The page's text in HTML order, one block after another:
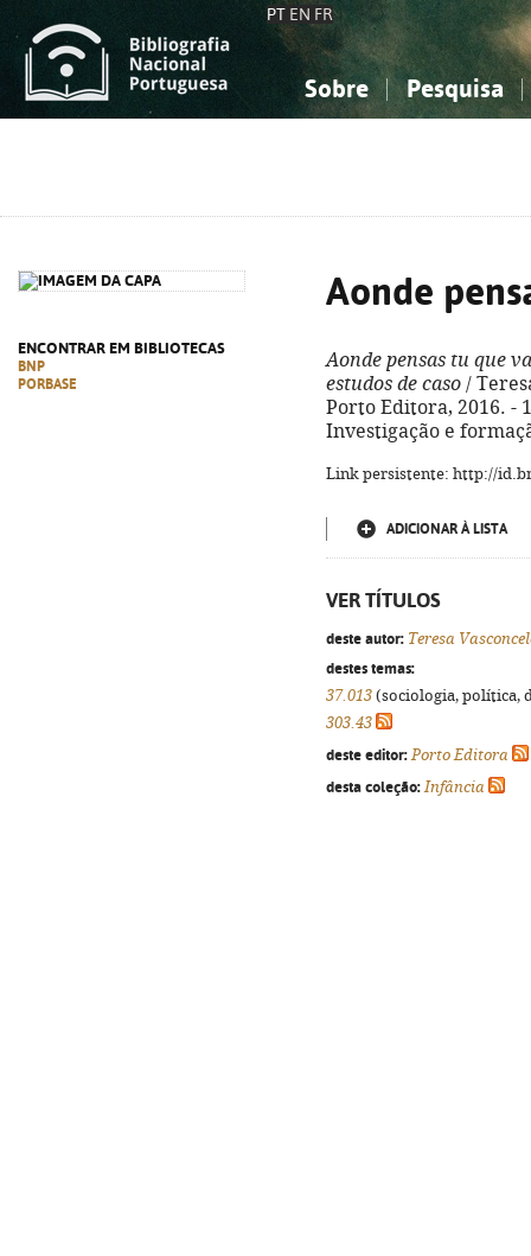
PT EN FR
Sobre Pesquisa
ENCONTRAR EM BIBLIOTECAS
BNP
PORBASE
Aonde
Aonde pensas tu que
estudos de caso /
Porto Editora, 2016. -
Investigação e
Link persistente: http://
ADICIONAR À LISTA
VER TÍTULOS
deste autor: Teresa
destes temas:
37.013 (sociologia, política,
303.43
deste editor: Porto Editora
desta coleção: Infância